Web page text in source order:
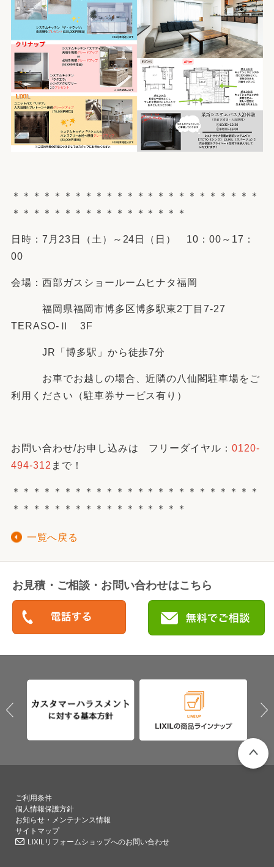
＊＊＊＊＊＊＊＊＊＊＊＊＊＊＊＊＊＊＊＊＊＊＊＊
＊＊＊＊＊＊＊＊＊＊＊＊＊＊＊＊＊
日時：7月23日（土）～24日（日） 10：00～17：
00
会場：西部ガスショールームヒナタ福岡
福岡県福岡市博多区博多駅東2丁目7-27
TERASO-Ⅱ 3F
JR「博多駅」から徒歩7分
お車でお越しの場合、近隣の八仙閣駐車場をご
利用ください（駐車券サービス有り）
お問い合わせ/お申し込みは フリーダイヤル：0120-
494-312 まで！
＊＊＊＊＊＊＊＊＊＊＊＊＊＊＊＊＊＊＊＊＊＊＊＊
＊＊＊＊＊＊＊＊＊＊＊＊＊＊＊＊＊
一覧へ戻る
お見積・ご相談・お問い合わせはこちら
ご利用条件
個人情報保護方針
お知らせ・メンテナンス情報
サイトマップ
LIXILリフォームショップへのお問い合わせ